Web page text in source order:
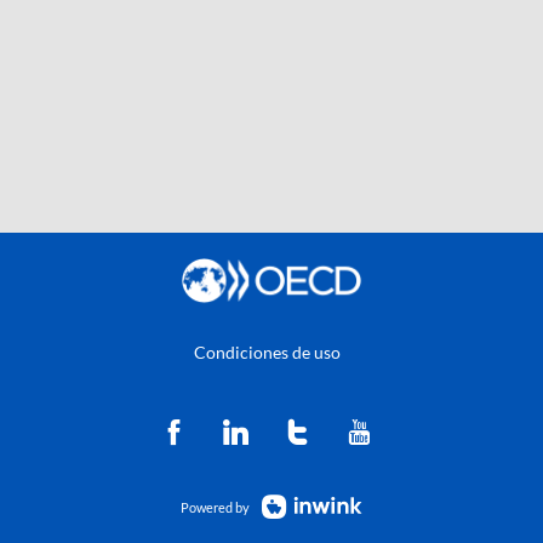
Condiciones de uso
Powered by